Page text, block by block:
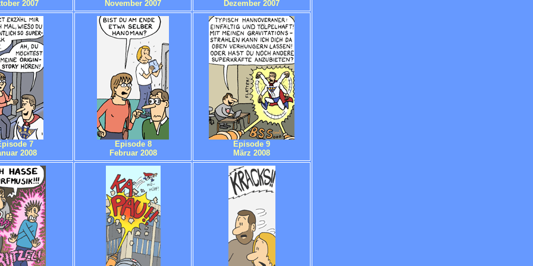
2007 November 2007 Dezember 2007
7
2008
Episode 8
Februar 2008
Episode 9
März 2008